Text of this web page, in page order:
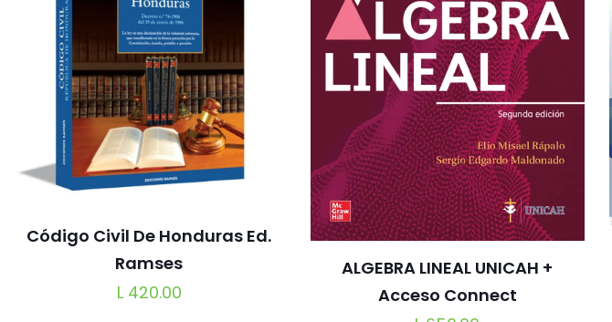
Código Civil De Honduras Ed.
Ramses
L420.00
ALGEBRA LINEAL UNICAH +
Acceso Connect